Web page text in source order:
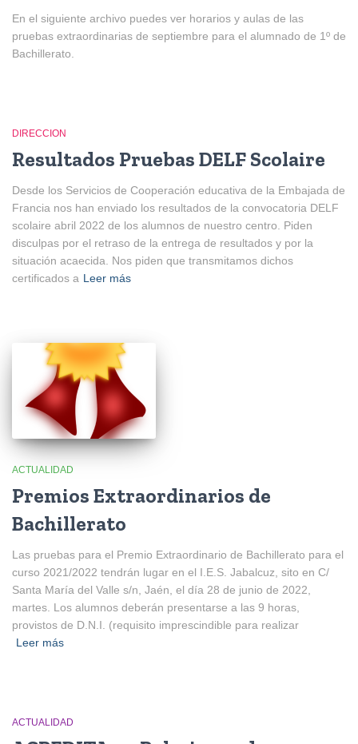
En el siguiente archivo puedes ver horarios y aulas de las
pruebas extraordinarias de septiembre para el alumnado de 1º de
Bachillerato.
DIRECCION
Resultados Pruebas DELF Scolaire
Desde los Servicios de Cooperación educativa de la Embajada de
Francia nos han enviado los resultados de la convocatoria DELF
scolaire abril 2022 de los alumnos de nuestro centro. Piden
disculpas por el retraso de la entrega de resultados y por la
situación acaecida. Nos piden que transmitamos dichos
certificados a Leer más
ACTUALIDAD
Premios Extraordinarios de
Bachillerato
Las pruebas para el Premio Extraordinario de Bachillerato para el
curso 2021/2022 tendrán lugar en el I.E.S. Jabalcuz, sito en C/
Santa María del Valle s/n, Jaén, el día 28 de junio de 2022,
martes. Los alumnos deberán presentarse a las 9 horas,
provistos de D.N.I. (requisito imprescindible para realizar
Leer más
ACTUALIDAD